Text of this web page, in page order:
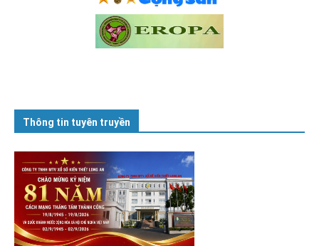
Thông tin tuyên truyền